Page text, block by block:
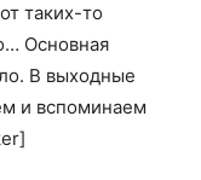
таких-то
Основная
В выходные
и вспоминаем